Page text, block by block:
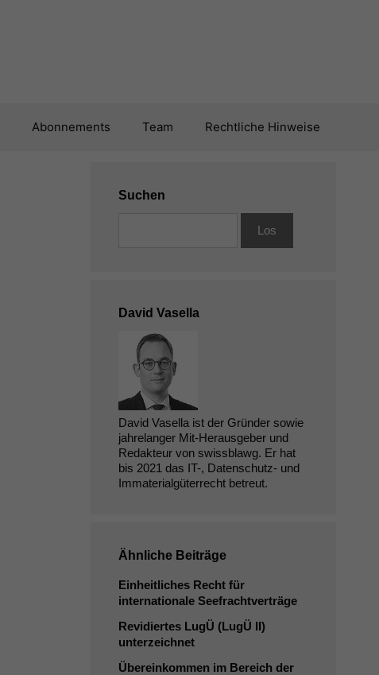
Abonnements Team Rechtliche Hinweise
Suchen
David Vasella
David Vasella ist der Gründer sowie
jahrelanger Mit-Herausgeber und
Redakteur von swissblawg. Er hat
bis 2021 das IT-, Datenschutz- und
Immaterialgüterrecht betreut.
Ähnliche Beiträge
Einheitliches Recht für
internationale Seefrachtverträge
Revidiertes LugÜ (LugÜ II)
unterzeichnet
Übereinkommen im Bereich der